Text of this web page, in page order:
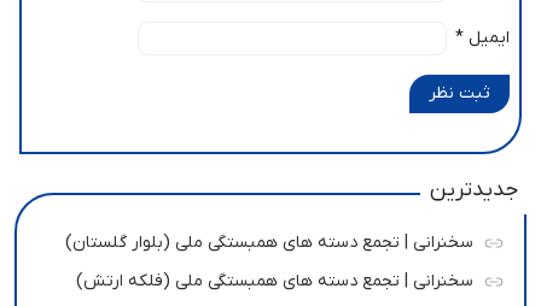
ایمیل *
ثبت نظر
جدیدترین
سخنرانی | تجمع دسته های همبستگی ملی (بلوار گلستان)
سخنرانی | تجمع دسته های همبستگی ملی (فلکه ارتش)